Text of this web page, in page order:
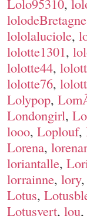
Lolo95310,
lolodeBretagne
lololaluciole,
lolotte1301,
lolotte44,
lolotte76,
Lolypop,
Londongirl,
looo, Loplouf,
Lorena,
loriantalle,
lorrainne, lory,
Lotus,
Lotusvert, lou,